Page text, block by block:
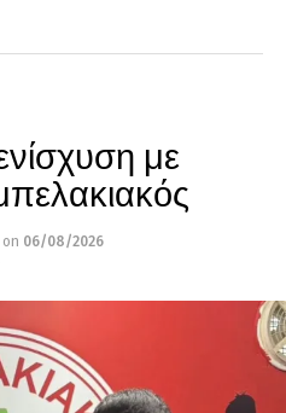
με
on 06/08/2026